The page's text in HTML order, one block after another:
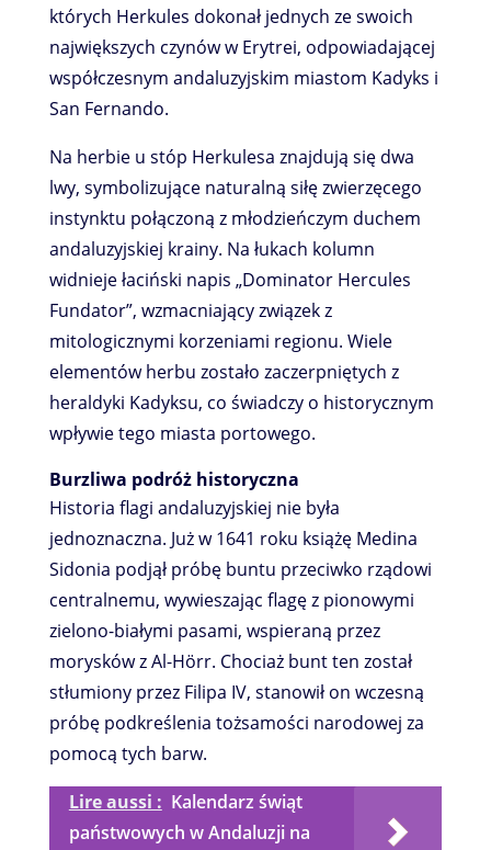
których Herkules dokonał jednych ze swoich
największych czynów w Erytrei, odpowiadającej
współczesnym andaluzyjskim miastom Kadyks i
San Fernando.
Na herbie u stóp Herkulesa znajdują się dwa
lwy, symbolizujące naturalną siłę zwierzęcego
instynktu połączoną z młodzieńczym duchem
andaluzyjskiej krainy. Na łukach kolumn
widnieje łaciński napis „Dominator Hercules
Fundator”, wzmacniający związek z
mitologicznymi korzeniami regionu. Wiele
elementów herbu zostało zaczerpniętych z
heraldyki Kadyksu, co świadczy o historycznym
wpływie tego miasta portowego.
Burzliwa podróż historyczna
Historia flagi andaluzyjskiej nie była
jednoznaczna. Już w 1641 roku książę Medina
Sidonia podjął próbę buntu przeciwko rządowi
centralnemu, wywieszając flagę z pionowymi
zielono-białymi pasami, wspieraną przez
morysków z Al-Hörr. Chociaż bunt ten został
stłumiony przez Filipa IV, stanowił on wczesną
próbę podkreślenia tożsamości narodowej za
pomocą tych barw.
Lire aussi : Kalendarz świąt
państwowych w Andaluzji na